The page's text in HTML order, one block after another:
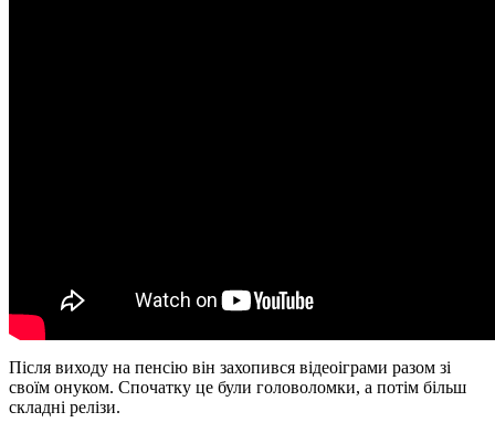
Після виходу на пенсію він захопився відеоіграми разом зі
своїм онуком. Спочатку це були головоломки, а потім більш
складні релізи.